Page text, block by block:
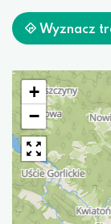
Wyznacz
+
−